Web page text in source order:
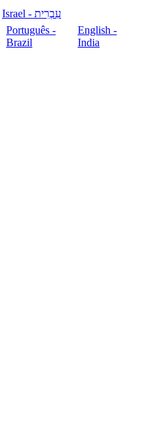
עִבְרִית - Israel
Português -
Brazil
English -
India